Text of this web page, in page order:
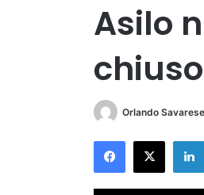
Asilo
Orlando Savarese
Facebook
X